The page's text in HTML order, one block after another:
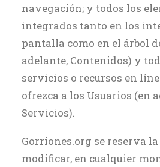
navegación; y todos los
integrados tanto en los
pantalla como en el árbol
adelante, Contenidos) y
servicios o recursos en
ofrezca a los Usuarios (en
Servicios).
Gorriones.org se reserva
modificar, en cualquier